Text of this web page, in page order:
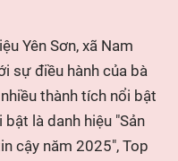
Yên Sơn, xã Nam
sự điều hành của bà
thành tích nổi bật
là danh hiệu "Sản
cậy năm 2025", Top